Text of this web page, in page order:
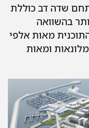
שדה דב כוללת
יחידות דיור, כ-33% יותר בהשוואה
מאות אלפי
ומאות